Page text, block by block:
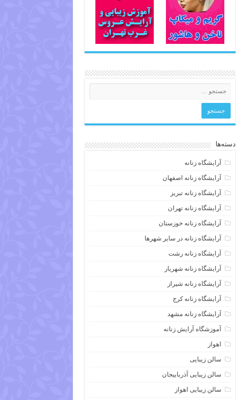
دسته‌ها
آرایشگاه زنانه
آرایشگاه زنانه اصفهان
آرایشگاه زنانه تبریز
آرایشگاه زنانه تهران
آرایشگاه زنانه خوزستان
آرایشگاه زنانه در سایر شهرها
آرایشگاه زنانه رشت
آرایشگاه زنانه شهریار
آرایشگاه زنانه شیراز
آرایشگاه زنانه کرج
آرایشگاه زنانه مشهد
آموزشگاه آرایش زنانه
اهواز
سالن زیبایی
سالن زیبایی آذرباییجان
سالن زیبایی اهواز